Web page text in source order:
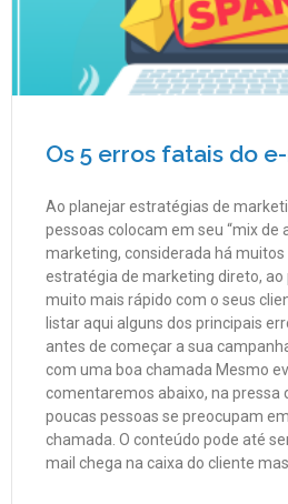
Os 5 erros fatais do
Ao planejar estratégias de
pessoas colocam em seu “mix de
marketing, considerada há
estratégia de marketing direto,
muito mais rápido com o seus
listar aqui alguns dos principais
antes de começar a sua
com uma boa chamada Mesmo
comentaremos abaixo, na pressa
poucas pessoas se preocupam
chamada. O conteúdo pode até
mail chega na caixa do cliente mas